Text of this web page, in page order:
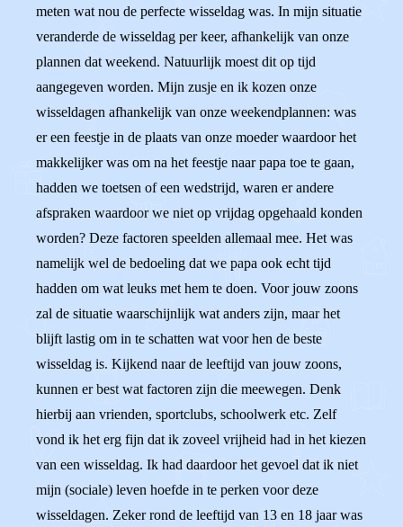
meten wat nou de perfecte wisseldag was. In mijn situatie
veranderde de wisseldag per keer, afhankelijk van onze
plannen dat weekend. Natuurlijk moest dit op tijd
aangegeven worden. Mijn zusje en ik kozen onze
wisseldagen afhankelijk van onze weekendplannen: was
er een feestje in de plaats van onze moeder waardoor het
makkelijker was om na het feestje naar papa toe te gaan,
hadden we toetsen of een wedstrijd, waren er andere
afspraken waardoor we niet op vrijdag opgehaald konden
worden? Deze factoren speelden allemaal mee. Het was
namelijk wel de bedoeling dat we papa ook echt tijd
hadden om wat leuks met hem te doen. Voor jouw zoons
zal de situatie waarschijnlijk wat anders zijn, maar het
blijft lastig om in te schatten wat voor hen de beste
wisseldag is. Kijkend naar de leeftijd van jouw zoons,
kunnen er best wat factoren zijn die meewegen. Denk
hierbij aan vrienden, sportclubs, schoolwerk etc. Zelf
vond ik het erg fijn dat ik zoveel vrijheid had in het kiezen
van een wisseldag. Ik had daardoor het gevoel dat ik niet
mijn (sociale) leven hoefde in te perken voor deze
wisseldagen. Zeker rond de leeftijd van 13 en 18 jaar was